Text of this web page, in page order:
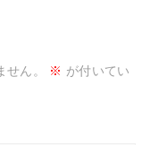
ん。 ※ が付いてい